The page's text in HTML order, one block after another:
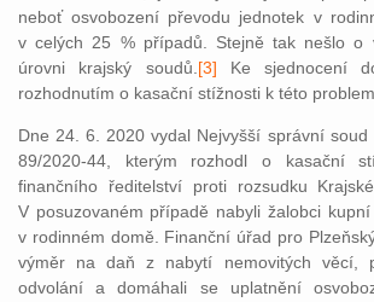
neboť osvobození převodu jednotek v
v celých 25 % případů. Stejně tak nešlo o
úrovni krajský soudů.[3] Ke sjednocení
rozhodnutím o kasační stížnosti k této
Dne 24. 6. 2020 vydal Nejvyšší správní
89/2020-44, kterým rozhodl o kasační
finančního ředitelství proti rozsudku
V posuzovaném případě nabyli žalobci
v rodinném domě. Finanční úřad pro
výměr na daň z nabytí nemovitých věcí,
odvolání a domáhali se uplatnění